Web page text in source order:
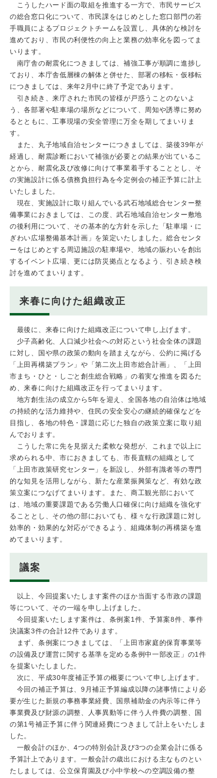
こうしたハード面の取組を推進する一方で、市民サービス
の総合窓口化について、市民課をはじめとした窓口部門の若
手職員によるプロジェクトチームを設置し、具体的な検討を
進めており、市民の利便性の向上と業務の効率化を図ってま
いります。
南庁舎の耐震化につきましては、補強工事が順調に進捗し
ており、本庁舎低層棟の解体と併せた、部署の移転・仮移転
につきましては、来年2月中に終了予定であります。
引き続き、来庁された市民の皆様が戸惑うことのないよ
う、各部署や駐車場の場所などについて、周知や誘導に努め
るとともに、工事現場の安全管理に万全を期してまいりま
す。
また、丸子地域自治センターにつきましては、築後39年が
経過し、耐震診断において補強が必要との結果が出ているこ
とから、耐震化及び改修に向けて事業着手することとし、そ
の実施設計に係る債務負担行為を今定例会の補正予算に計上
いたしました。
現在、実施設計に取り組んでいる武石地域総合センター整
備事業におきましては、この度、武石地域自治センター敷地
の後利用について、その基本的な方針を示した「駐車場・に
ぎわい広場整備基本計画」を策定いたしました。総合センタ
ーをはじめとする周辺施設の駐車場や、地域の賑わいを創出
するイベント広場、更には防災拠点となるよう、引き続き検
討を進めてまいります。
来春に向けた組織改正
最後に、来春に向けた組織改正について申し上げます。
少子高齢化、人口減少社会への対応という社会全体の課題
に対し、国や県の政策の動向を踏まえながら、公約に掲げる
「上田再構築プラン」や「第二次上田市総合計画」、「上田
市まち・ひと・しごと創生総合戦略」の着実な推進を図るた
め、来春に向けた組織改正を行ってまいります。
地方創生法の成立から5年を迎え、全国各地の自治体は地域
の持続的な活力維持や、住民の安全安心の継続的確保などを
目指し、各地の特色・課題に応じた独自の政策立案に取り組
んでおります。
こうした常に先を見据えた柔軟な発想が、これまで以上に
求められる中、市におきましても、市長直轄の組織として
「上田市政策研究センター」を新設し、外部有識者等の専門
的な知見を活用しながら、新たな産業振興策など、有効な政
策立案につなげてまいります。また、商工観光部において
は、地域の重要課題である労働人口確保に向け組織を強化す
ることとし、その他の部においても、様々な行政課題に対し
効率的・効果的な対応ができるよう、組織体制の再構築を進
めてまいります。
議案
以上、今回提案いたします案件のほか当面する市政の課題
等について、その一端を申し上げました。
今回提案いたします案件は、条例案1件、予算案8件、事件
決議案3件の合計12件であります。
まず、条例案につきましては、「上田市家庭的保育事業等
の設備及び運営に関する基準を定める条例中一部改正」の1件
を提案いたしました。
次に、平成30年度補正予算の概要について申し上げます。
今回の補正予算は、9月補正予算編成以降の諸事情により必
要が生じた新規の事務事業経費、国県補助金の内示等に伴う
事業費及び財源の調整、人事異動等に伴う人件費の調整、国
の第1号補正予算に伴う関連経費につきまして計上をいたしま
した。
一般会計のほか、4つの特別会計及び3つの企業会計に係る
予算計上であります。一般会計の歳出における主なものとい
たしましては、公立保育園及び小中学校への空調設備の整